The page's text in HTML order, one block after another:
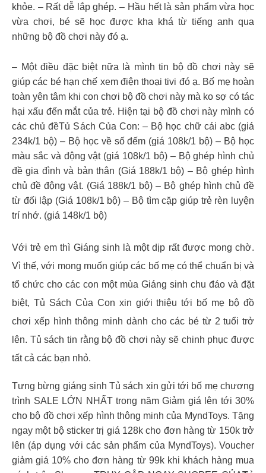
khỏe. – Rất dễ lắp ghép. – Hầu hết là sản phẩm vừa học
vừa chơi, bé sẽ học được kha khá từ tiếng anh qua
những bộ đồ chơi này đó ạ.
– Một điều đặc biệt nữa là mình tin bộ đồ chơi này sẽ
giúp các bé hạn chế xem điện thoại tivi đó ạ. Bố mẹ hoàn
toàn yên tâm khi con chơi bộ đồ chơi này mà ko sợ có tác
hại xấu đến mắt của trẻ. Hiện tại bộ đồ chơi này mình có
các chủ đềTủ Sách Của Con: – Bộ học chữ cái abc (giá
234k/1 bộ) – Bộ học về số đếm (giá 108k/1 bộ) – Bộ học
màu sắc và động vật (giá 108k/1 bộ) – Bộ ghép hình chủ
đề gia đình và bản thân (Giá 188k/1 bộ) – Bộ ghép hình
chủ đề động vật. (Giá 188k/1 bộ) – Bộ ghép hình chủ đề
từ đối lập (Giá 108k/1 bộ) – Bộ tìm cặp giúp trẻ rèn luyện
trí nhớ. (giá 148k/1 bộ)
Với trẻ em thì Giáng sinh là một dịp rất được mong chờ.
Vì thế, với mong muốn giúp các bố mẹ có thể chuẩn bị và
tổ chức cho các con một mùa Giáng sinh chu đáo và đặt
biệt, Tủ Sách Của Con xin giới thiệu tới bố mẹ bộ đồ
chơi xếp hình thông minh dành cho các bé từ 2 tuổi trở
lên. Tủ sách tin rằng bộ đồ chơi này sẽ chinh phục được
tất cả các bạn nhỏ.
Tưng bừng giáng sinh Tủ sách xin gửi tới bố mẹ chương
trình SALE LỚN NHẤT trong năm Giảm giá lên tới 30%
cho bộ đồ chơi xếp hình thông minh của MyndToys. Tặng
ngay một bộ sticker trị giá 128k cho đơn hàng từ 150k trở
lên (áp dụng với các sản phẩm của MyndToys). Voucher
giảm giá 10% cho đơn hàng từ 99k khi khách hàng mua